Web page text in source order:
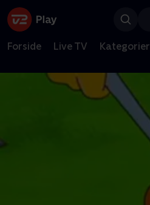
Forside Live TV Kategorier